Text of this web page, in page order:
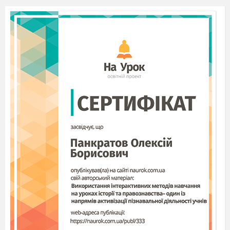
Використовуючи
власний досвід,
освіту
і природне чуття, за порадами
М.Монтессорі,
проводимо
роботу, щоб створити для занять
середовище і підібрати ефективний
дидактичний матеріал, що сприяє допомозі
дитині, а саме: розвитку дрібної моторики та
самостійності, мислення, пам’яті, координації